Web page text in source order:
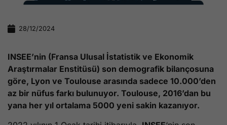
28/12/2024
INSEE’nin (Fransa Ulusal İstatistik ve Ekonomik
Araştırmalar Enstitüsü) son demografik bilançosuna
göre, Lyon ve Toulouse arasında sadece 10.000’den
az bir nüfus farkı bulunuyor. Toulouse, 2016’dan bu
yana her yıl ortalama 5000 yeni sakin kazanıyor.